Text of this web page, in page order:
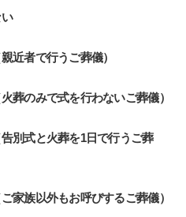
近者で行うご葬儀）
葬のみで式を行わないご葬儀）
別式と火葬を1日で行うご葬
家族以外もお呼びするご葬儀）